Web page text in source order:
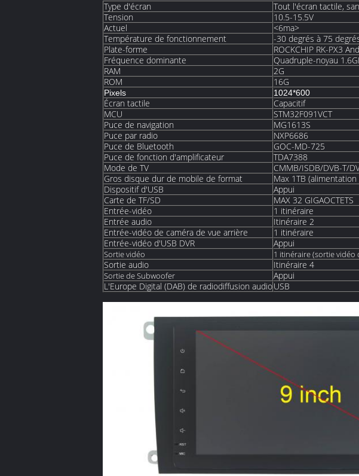
Type d'écran
Tout l'écran tactile,
Tension
10.5-15.5V
Actuel
<6ma>
Température de fonctionnement
-30 degrés à 75
Plate-forme
ROCKCHIP RK-PX3
Fréquence dominante
Quadruple-noyau
RAM
2G
ROM
16G
Pixels 1024*600
Écran tactile
Capacitif
MCU
STM32F091VCT
Puce de navigation
MG1613S
Puce par radio
NXP6686
Puce de Bluetooth
GOC-MD-725
Puce de fonction d'amplificateur
TDA7388
Mode de TV
CMMB/ISDB/DVB-T/
Gros disque dur de mobile de format
Max 1TB
Dispositif d'USB
Appui
Carte de TF/SD
MAX 32 GIGAOCTETS
Entrée-vidéo
1 itinéraire
Entrée audio
Itinéraire 2
Entrée-vidéo de caméra de vue arrière
1 itinéraire
Entrée-vidéo d'USB DVR
Appui
Sortie vidéo 1 itinéraire (sortie vidéo
Sortie audio Itinéraire 4
Sortie de Subwoofer
Appui
L'Europe Digital (DAB) de radiodiffusion audioUSB